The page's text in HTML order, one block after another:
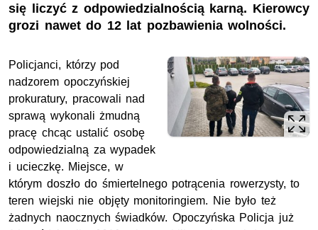
się liczyć z odpowiedzialnością karną. Kierowcy
grozi nawet do 12 lat pozbawienia wolności.
Policjanci, którzy pod
nadzorem opoczyńskiej
prokuratury, pracowali nad
sprawą wykonali żmudną
pracę chcąc ustalić osobę
odpowiedzialną za wypadek
i ucieczkę. Miejsce, w
którym doszło do śmiertelnego potrącenia rowerzysty, to
teren wiejski nie objęty monitoringiem. Nie było też
żadnych naocznych świadków. Opoczyńska Policja już